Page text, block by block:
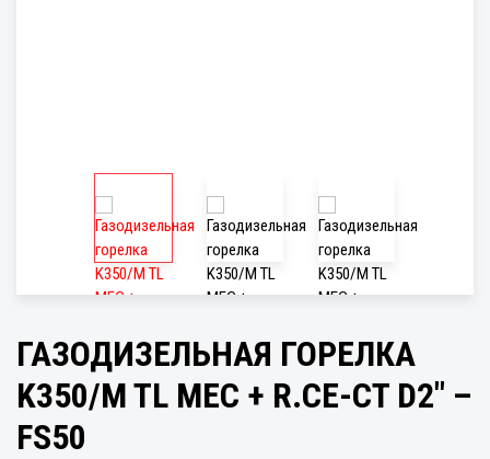
ГАЗОДИЗЕЛЬНАЯ ГОРЕЛКА
K350/M TL MEC + R.CE-CT D2" –
FS50